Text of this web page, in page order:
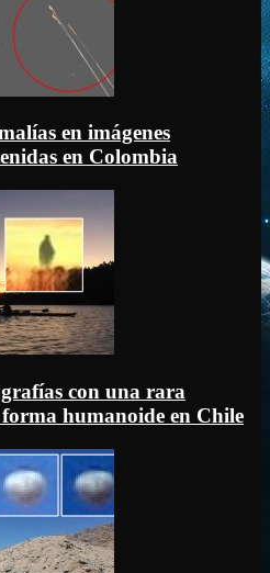
en imágenes
en Colombia
con una rara
humanoide en Chile